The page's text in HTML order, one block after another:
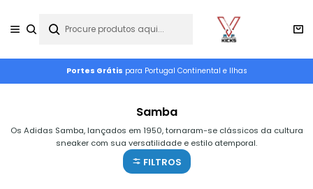
Portes Grátis para Portugal Continental e Ilhas
Samba
Os Adidas Samba, lançados em 1950, tornaram-se clássicos da cultura
sneaker com sua versatilidade e estilo atemporal.
FILTROS